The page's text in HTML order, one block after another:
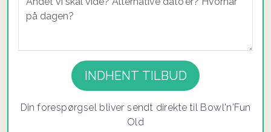
this
Din forespørgsel bliver sendt direkte til Bowl'n'Fun
Old